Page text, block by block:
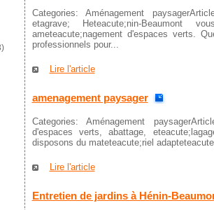
Categories: Aménagement
etagrave; Heteacute;nin-
ameteacute;nagement d'espaces verts.
professionnels pour...
Lire l'article
amenagement paysager
Categories: Aménagement
d'espaces verts, abattage,
disposons du mateteacute;riel
Lire l'article
Entretien de jardins à Hénin-